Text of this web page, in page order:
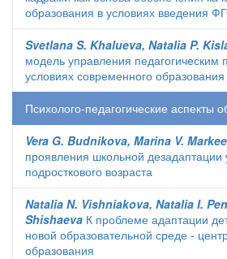
образования в условиях введения
Svetlana S. Khalueva, Natalia P.
модель управления педагогическим
условиях современного образования
Психолого-педагогические аспекты
Vera G. Budnikova, Marina V.
проявления школьной дезадаптации
подросткового возраста
Natalia N. Vishniakova, Natalia I.
Shishaeva К проблеме адаптации
новой образовательной среде -
образования